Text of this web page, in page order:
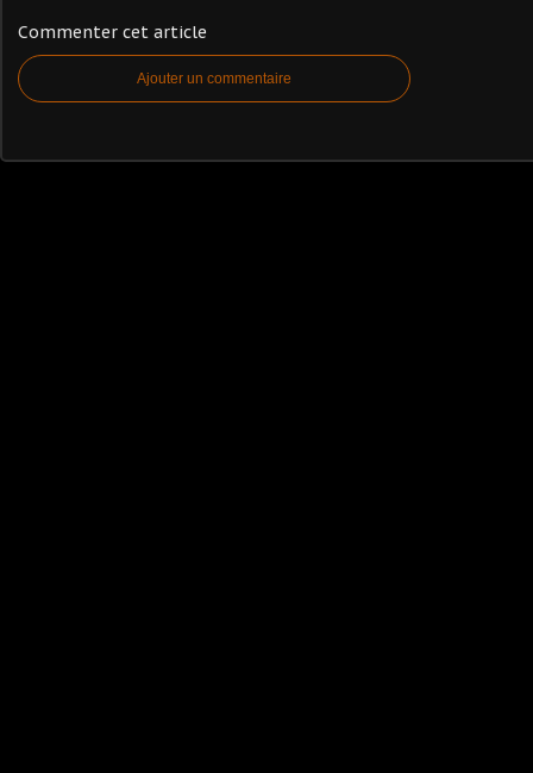
Commenter cet article
Ajouter un commentaire